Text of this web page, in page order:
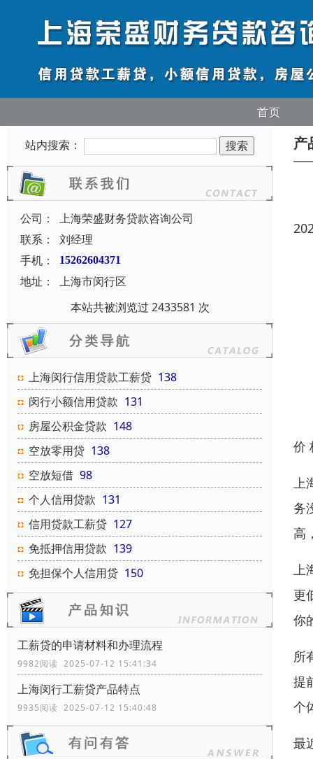
首页
站内搜索：
公司：
上海荣盛财务贷款咨询公司
联系：
刘经理
手机：
15262604371
地址：
上海市闵行区
本站共被浏览过 2433581 次
上海闵行信用贷款工薪贷 138
闵行小额信用贷款 131
房屋公积金贷款 148
空放零用贷 138
空放短借 98
个人信用贷款 131
信用贷款工薪贷 127
免抵押信用贷款 139
免担保个人信用贷 150
工薪贷的申请材料和办理流程
9982阅读 2025-07-12 15:41:34
上海闵行工薪贷产品特点
9935阅读 2025-07-12 15:40:48
产
价
上
务
高
上
更
你
所
提
个
最